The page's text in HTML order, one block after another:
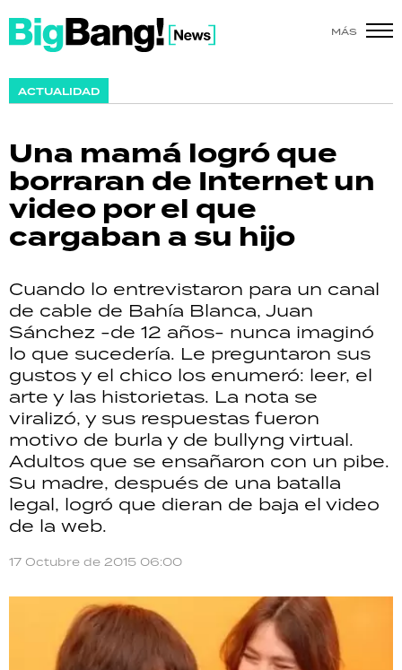
MÁS
ACTUALIDAD
Una mamá logró que
borraran de Internet un
video por el que
cargaban a su hijo
Cuando lo entrevistaron para un canal
de cable de Bahía Blanca, Juan
Sánchez -de 12 años- nunca imaginó
lo que sucedería. Le preguntaron sus
gustos y el chico los enumeró: leer, el
arte y las historietas. La nota se
viralizó, y sus respuestas fueron
motivo de burla y de bullyng virtual.
Adultos que se ensañaron con un pibe.
Su madre, después de una batalla
legal, logró que dieran de baja el video
de la web.
17 Octubre de 2015 06:00
SHOW
ACTUALIDAD
POLICIALES
ECONOMÍA
GRAN HERMANO
SALUD
DEPORTES
TECNOLOGÍA
RECETAS
Seguinos